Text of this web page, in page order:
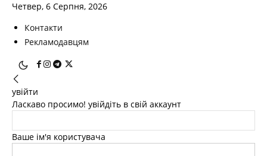
Четвер, 6 Серпня, 2026
Контакти
Рекламодавцям
увійти
Ласкаво просимо! увійдіть в свій аккаунт
Ваше ім'я користувача